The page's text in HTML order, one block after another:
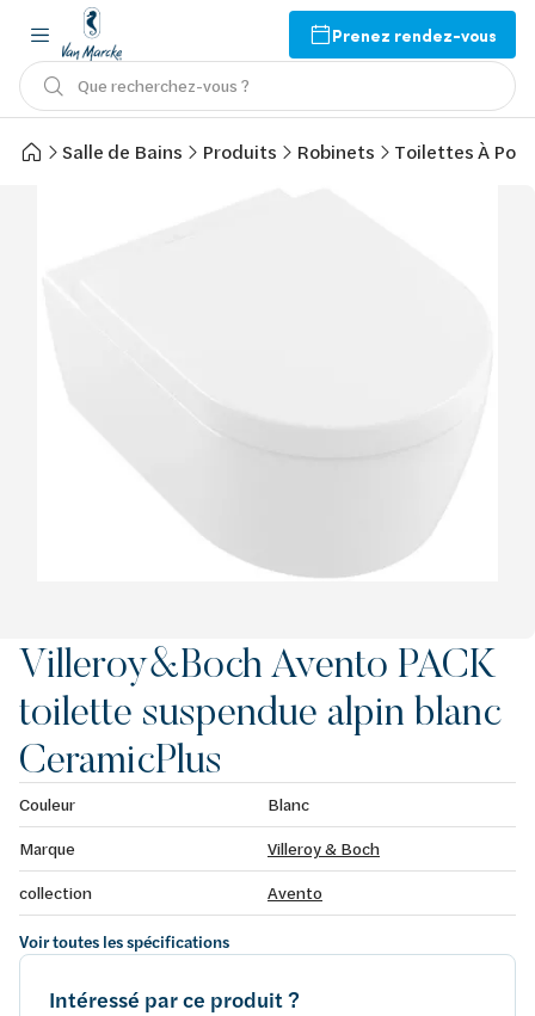
Prenez rendez-vous
Que recherchez-vous ?
Salle de Bains Produits Robinets Toilettes À
Villeroy&Boch Avento PACK
toilette suspendue alpin blanc
CeramicPlus
Couleur
Blanc
Marque
Villeroy & Boch
collection
Avento
Voir toutes les spécifications
Intéressé par ce produit ?